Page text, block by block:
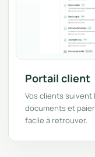
Portail client
Vos clients suivent
documents et
facile à retrouver.